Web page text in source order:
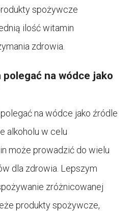
spożywcze
ilość witamin
zdrowia.
na wódce jako
na wódce jako źródle
alkoholu w celu
może prowadzić do wielu
dla zdrowia. Lepszym
zróżnicowanej
produkty spożywcze,